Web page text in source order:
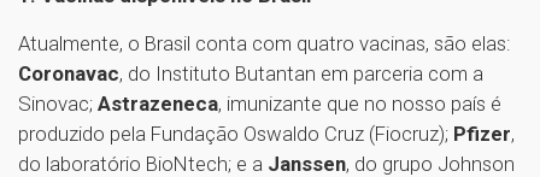
Atualmente, o Brasil conta com quatro vacinas, são elas:
Coronavac, do Instituto Butantan em parceria com a
Sinovac; Astrazeneca, imunizante que no nosso país é
produzido pela Fundação Oswaldo Cruz (Fiocruz); Pfizer,
do laboratório BioNtech; e a Janssen, do grupo Johnson